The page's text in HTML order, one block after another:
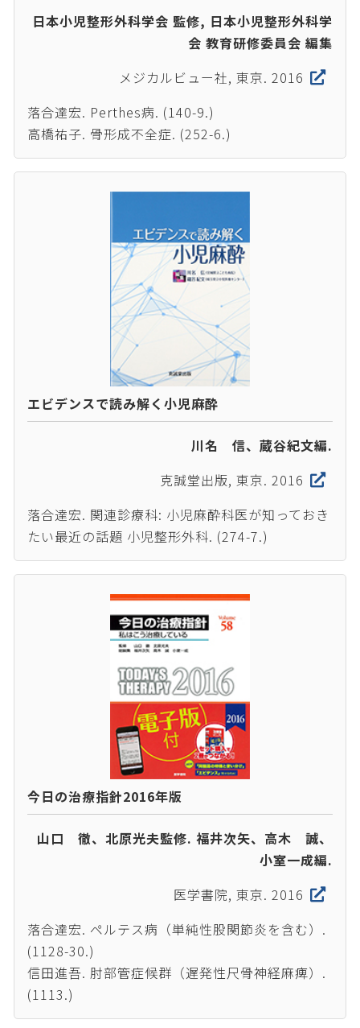
日本小児整形外科学会 監修, 日本小児整形外科学
会 教育研修委員会 編集
メジカルビュー社, 東京. 2016
落合達宏. Perthes病. (140-9.)
高橋祐子. 骨形成不全症. (252-6.)
エビデンスで読み解く小児麻酔
川名 信、蔵谷紀文編.
克誠堂出版, 東京. 2016
落合達宏. 関連診療科: 小児麻酔科医が知っておき
たい最近の話題 小児整形外科. (274-7.)
今日の治療指針2016年版
山口 徹、北原光夫監修. 福井次矢、高木 誠、
小室一成編.
医学書院, 東京. 2016
落合達宏. ペルテス病（単純性股関節炎を含む）.
(1128-30.)
信田進吾. 肘部管症候群（遅発性尺骨神経麻痺）.
(1113.)